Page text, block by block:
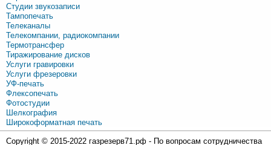
Студии звукозаписи
Тампопечать
Телеканалы
Телекомпании, радиокомпании
Термотрансфер
Тиражирование дисков
Услуги гравировки
Услуги фрезеровки
УФ-печать
Флексопечать
Фотостудии
Шелкография
Широкоформатная печать
Copyright © 2015-2022 газрезерв71.рф - По вопросам сотрудничества